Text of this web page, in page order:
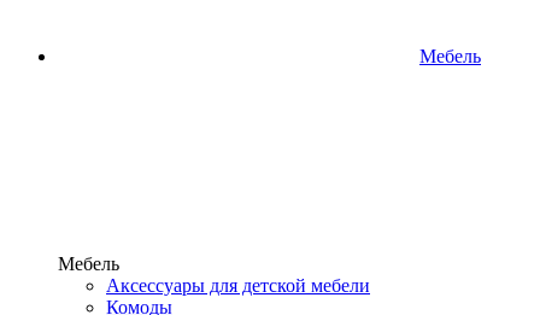
Мебель
Мебель
Аксессуары для детской мебели
Комоды